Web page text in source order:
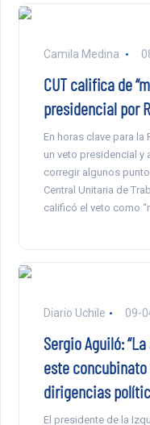
Camila Medina
CUT califica de
presidencial por
En horas clave para
un veto presidencial y
corregir algunos
Central Unitaria de
calificó el veto como
Diario Uchile 09-
Sergio Aguiló:
este
dirigencias
El presidente de la